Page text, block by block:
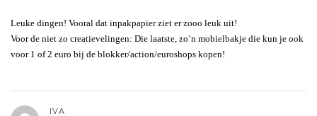
Leuke dingen! Vooral dat inpakpapier ziet er zooo leuk uit!
Voor de niet zo creatievelingen: Die laatste, zo’n mobielbakje die kun je ook
voor 1 of 2 euro bij de blokker/action/euroshops kopen!
IVA